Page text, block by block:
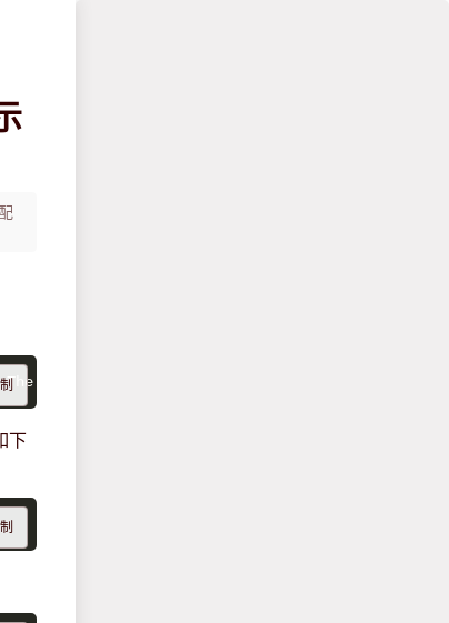
requested DurationSeconds exceeds the
下